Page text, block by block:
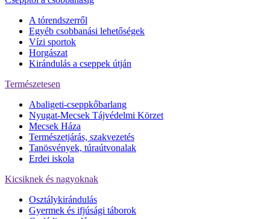
A tórendszerről
Egyéb csobbanási lehetőségek
Vízi sportok
Horgászat
Kirándulás a cseppek útján
Természetesen
Abaligeti-cseppkőbarlang
Nyugat-Mecsek Tájvédelmi Körzet
Mecsek Háza
Természetjárás, szakvezetés
Tanösvények, túraútvonalak
Erdei iskola
Kicsiknek és nagyoknak
Osztálykirándulás
Gyermek és ifjúsági táborok